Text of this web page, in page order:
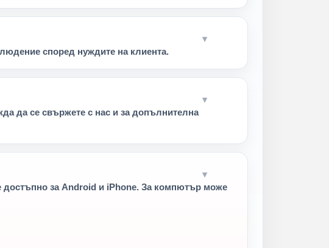
според нуждите на клиента.
да се свържете с нас и за допълнителна
за Android и iPhone. За компютър може